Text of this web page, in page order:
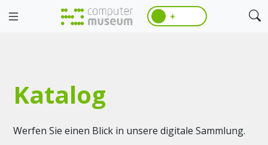
☀️
Katalog
Werfen Sie einen Blick in unsere digitale Sammlung.